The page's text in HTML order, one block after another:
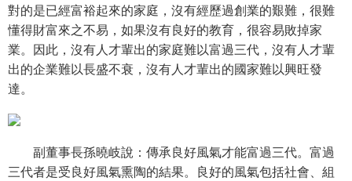
對的是已經富裕起來的家庭，沒有經歷過創業的艱難，很難
懂得財富來之不易，如果沒有良好的教育，很容易敗掉家
業。因此，沒有人才輩出的家庭難以富過三代，沒有人才輩
出的企業難以長盛不衰，沒有人才輩出的國家難以興旺發
達。
副董事長孫曉岐說：傳承良好風氣才能富過三代。富過
三代者是受良好風氣熏陶的結果。良好的風氣包括社會、組